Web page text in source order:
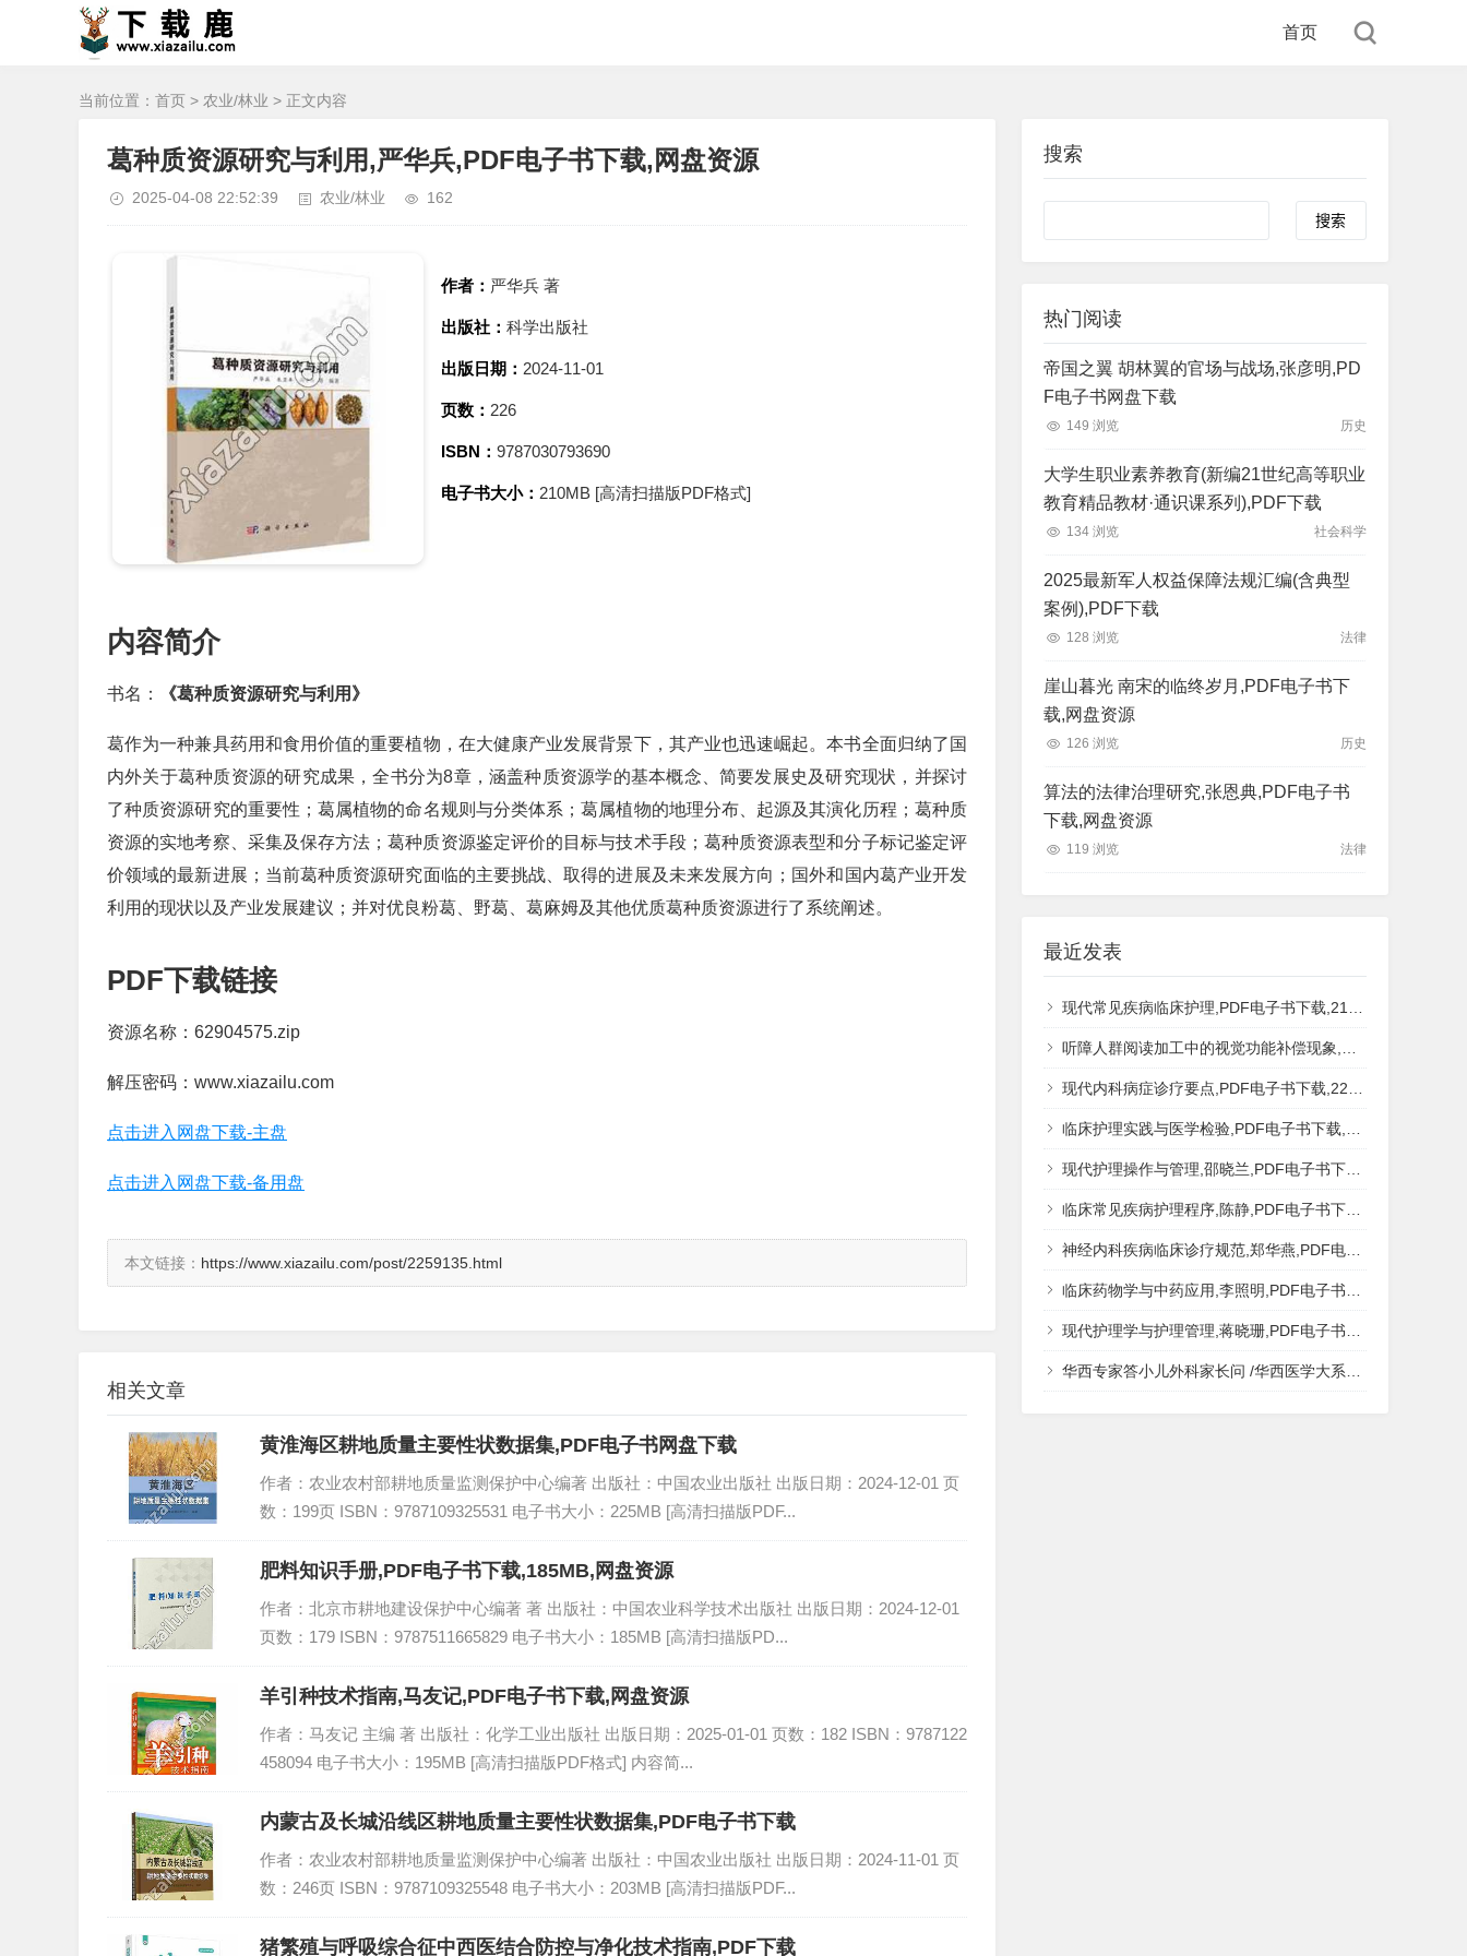
首页
当前位置： 首页 > 农业/林业 > 正文内容
葛种质资源研究与利用,严华兵,PDF电子书下载,网盘资源
2025-04-08 22:52:39 农业/林业 162
作者： 严华兵 著
出版社： 科学出版社
出版日期： 2024-11-01
页数： 226
ISBN： 9787030793690
电子书大小： 210MB [高清扫描版PDF格式]
内容简介
书名： 《葛种质资源研究与利用》
葛作为一种兼具药用和食用价值的重要植物，在大健康产业发展背景下，其产业也迅速崛起。本书全面归纳了国
内外关于葛种质资源的研究成果，全书分为8章，涵盖种质资源学的基本概念、简要发展史及研究现状，并探讨
了种质资源研究的重要性；葛属植物的命名规则与分类体系；葛属植物的地理分布、起源及其演化历程；葛种质
资源的实地考察、采集及保存方法；葛种质资源鉴定评价的目标与技术手段；葛种质资源表型和分子标记鉴定评
价领域的最新进展；当前葛种质资源研究面临的主要挑战、取得的进展及未来发展方向；国外和国内葛产业开发
利用的现状以及产业发展建议；并对优良粉葛、野葛、葛麻姆及其他优质葛种质资源进行了系统阐述。
PDF下载链接
资源名称：62904575.zip
解压密码：www.xiazailu.com
点击进入网盘下载-主盘
点击进入网盘下载-备用盘
本文链接： https://www.xiazailu.com/post/2259135.html
相关文章
黄淮海区耕地质量主要性状数据集,PDF电子书网盘下载
作者：农业农村部耕地质量监测保护中心编著 出版社：中国农业出版社 出版日期：2024-12-01 页
数：199页 ISBN：9787109325531 电子书大小：225MB [高清扫描版PDF...
肥料知识手册,PDF电子书下载,185MB,网盘资源
作者：北京市耕地建设保护中心编著 著 出版社：中国农业科学技术出版社 出版日期：2024-12-01
页数：179 ISBN：9787511665829 电子书大小：185MB [高清扫描版PD...
羊引种技术指南,马友记,PDF电子书下载,网盘资源
作者：马友记 主编 著 出版社：化学工业出版社 出版日期：2025-01-01 页数：182 ISBN：9787122
458094 电子书大小：195MB [高清扫描版PDF格式] 内容简...
内蒙古及长城沿线区耕地质量主要性状数据集,PDF电子书下载
作者：农业农村部耕地质量监测保护中心编著 出版社：中国农业出版社 出版日期：2024-11-01 页
数：246页 ISBN：9787109325548 电子书大小：203MB [高清扫描版PDF...
猪繁殖与呼吸综合征中西医结合防控与净化技术指南,PDF下载
搜索
Search
热门阅读
帝国之翼 胡林翼的官场与战场,张彦明,PD
F电子书网盘下载
149 浏览 历史
大学生职业素养教育(新编21世纪高等职业
教育精品教材·通识课系列),PDF下载
134 浏览 社会科学
2025最新军人权益保障法规汇编(含典型
案例),PDF下载
128 浏览 法律
崖山暮光 南宋的临终岁月,PDF电子书下
载,网盘资源
126 浏览 历史
算法的法律治理研究,张恩典,PDF电子书
下载,网盘资源
119 浏览 法律
最近发表
现代常见疾病临床护理,PDF电子书下载,217MB,网盘资源
听障人群阅读加工中的视觉功能补偿现象,秦钊,PDF电子书下载,网盘资源
现代内科病症诊疗要点,PDF电子书下载,223MB,网盘资源
临床护理实践与医学检验,PDF电子书下载,193MB,网盘资源
现代护理操作与管理,邵晓兰,PDF电子书下载,242MB,网盘资源
临床常见疾病护理程序,陈静,PDF电子书下载,185MB,网盘资源
神经内科疾病临床诊疗规范,郑华燕,PDF电子书下载,188MB,网盘资源
临床药物学与中药应用,李照明,PDF电子书下载,202MB,网盘资源
现代护理学与护理管理,蒋晓珊,PDF电子书下载,223MB,网盘资源
华西专家答小儿外科家长问 /华西医学大系?医学科普,PDF电子书网盘下载